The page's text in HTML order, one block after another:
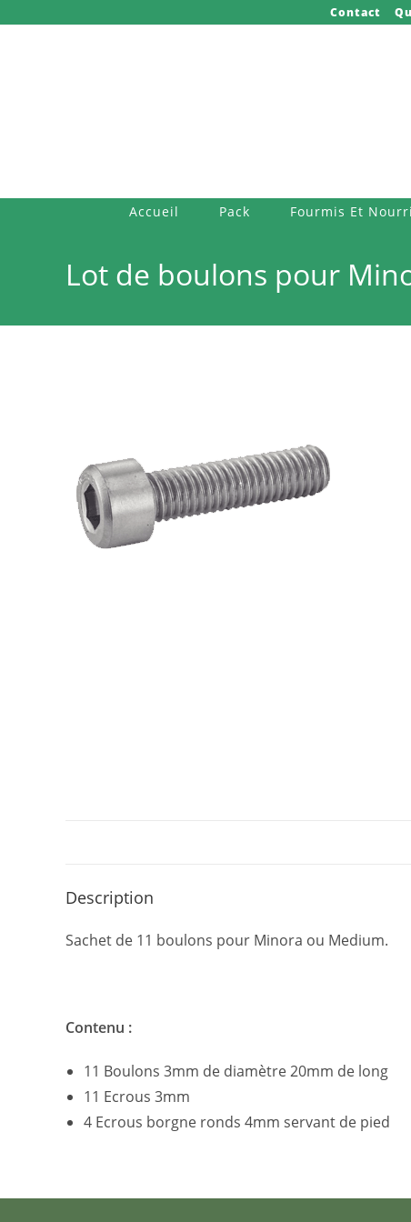
Contact
Accueil Pack Fourmis Et
Lot de boulons pour
Description
Sachet de 11 boulons pour Minora ou Medium.
Contenu :
11 Boulons 3mm de diamètre 20mm de long
11 Ecrous 3mm
4 Ecrous borgne ronds 4mm servant de pied